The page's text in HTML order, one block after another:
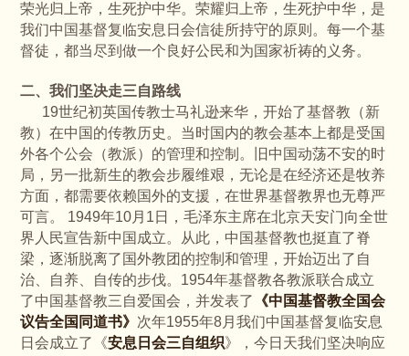
荣光归上帝，生死护中华。荣耀归上帝，生死护中华，是
我们中国基督复临安息日会信徒所持守的原则。每一个基
督徒，都当尽到做一个良好公民和为国家祈祷的义务。
二、我们坚决走三自路线
19世纪初英国传教士马礼逊来华，开始了基督教（新
教）在中国的传教历史。当时国内的教会基本上都是受国
外各个公会（教派）的管理和控制。旧中国动荡不安的时
局，另一批新生的教会步履维艰，无论是在经济还是牧养
方面，都需要依赖国外的支援，在世界基督教界也无尊严
可言。 1949年10月1日，毛泽东主席在北京天安门向全世
界人民宣告新中国成立。从此，中国基督教也挺直了脊
梁，逐渐脱离了国外教团的控制和管理，开始迈出了自
治、自养、自传的步伐。1954年基督教各教派联合成立
了中国基督教三自爱国会，并发表了
《中国基督教全国会
议告全国同道书》 次年1955年8月我们中国基督复临安息
日会成立了《安息日会三自组织》，今日天我们坚决响应